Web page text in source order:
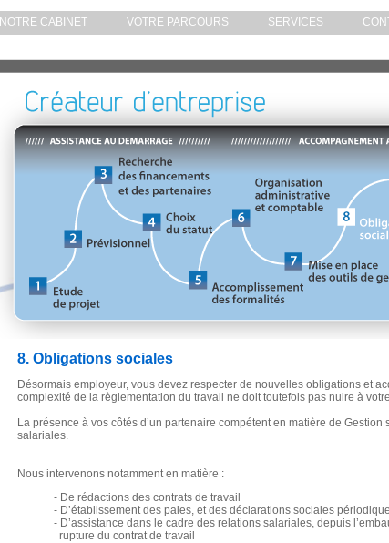
NOTRE CABINET VOTRE PARCOURS SERVICES
8. Obligations sociales
Désormais employeur, vous devez respecter de nouvelles obligations et
complexité de la règlementation du travail ne doit toutefois pas nuire à
La présence à vos côtés d’un partenaire compétent en matière de
salariales.
Nous intervenons notamment en matière :
- De rédactions des contrats de travail
- D’établissement des paies, et des déclarations sociales
- D’assistance dans le cadre des relations salariales, depuis
rupture du contrat de travail